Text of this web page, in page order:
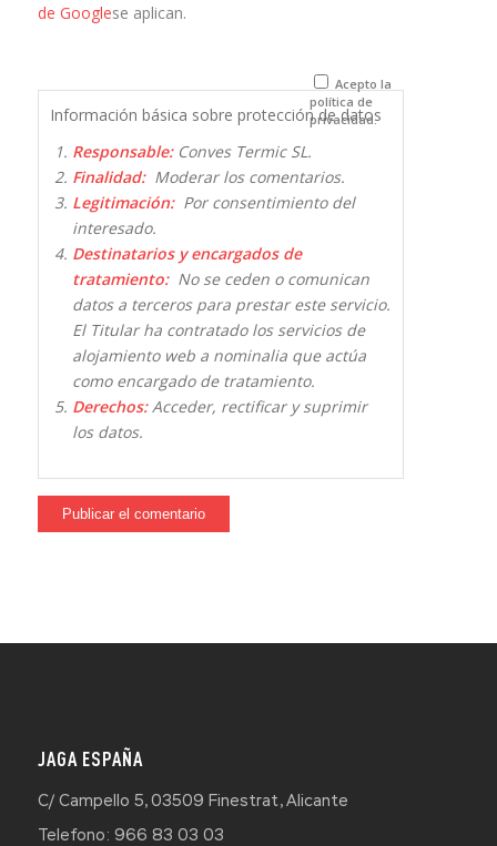
que comente.
de Googlese aplican.
Acepto la
política de
privacidad.
Información básica sobre protección de datos
Responsable:Conves Termic SL.
Finalidad:Moderar los comentarios.
Legitimación:Por consentimiento del
interesado.
Destinatarios y encargados de
tratamiento:No se ceden o comunican
datos a terceros para prestar este servicio.
El Titular ha contratado los servicios de
alojamiento web a nominalia que actúa
como encargado de tratamiento.
Derechos:Acceder, rectificar y suprimir
los datos.
JAGA ESPAÑA
C/ Campello 5, 03509 Finestrat, Alicante
Telefono: 966 83 03 03